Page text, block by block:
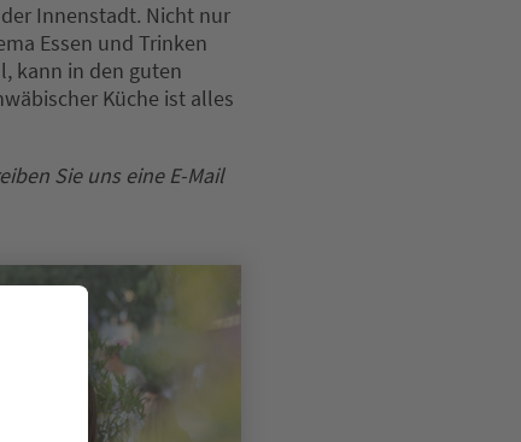
Innenstadt. Nicht nur
Essen und Trinken
kann in den guten
Küche ist alles
Sie uns eine E-Mail